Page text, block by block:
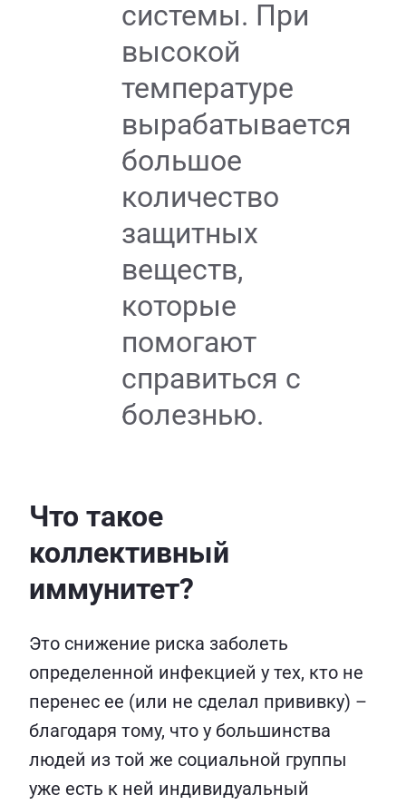
системы. При
высокой
температуре
вырабатывается
большое
количество
защитных
веществ,
которые
помогают
справиться с
болезнью.
Что такое
коллективный
иммунитет?
Это снижение риска заболеть
определенной инфекцией у тех, кто не
перенес ее (или не сделал прививку) –
благодаря тому, что у большинства
людей из той же социальной группы
уже есть к ней индивидуальный